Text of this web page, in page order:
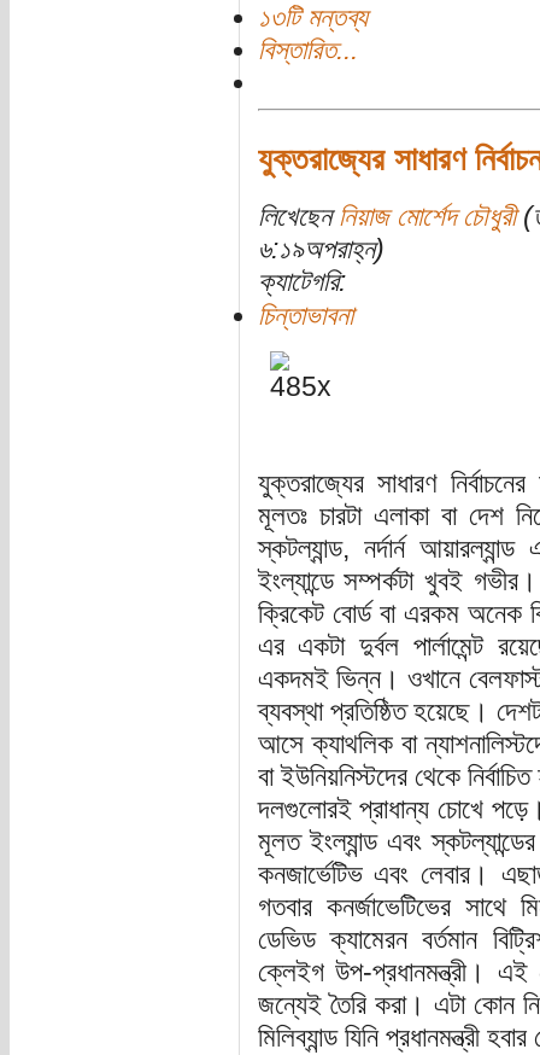
১৩টি মন্তব্য
বিস্তারিত...
যুক্তরাজ্যের সাধারণ
লিখেছেননিয়াজ মোর্শেদ চৌধুরী
৬:১৯অপরাহ্ন)
ক্যাটেগরি:
চিন্তাভাবনা
যুক্তরাজ্যের সাধারণ
মূলতঃ চারটা এলাকা বা দেশ
স্কটল্যান্ড, নর্দার্ন
ইংল্যান্ডে সম্পর্কটা খুবই
ক্রিকেট বোর্ড বা এরকম অনেক
এর একটা দুর্বল পার্লামেন্ট
একদমই ভিন্ন। ওখানে বেলফাস্ট
ব্যবস্থা প্রতিষ্ঠিত হয়েছে।
আসে ক্যাথলিক বা
বা ইউনিয়নিস্টদের থেকে
দলগুলোরই প্রাধান্য চোখে পড়ে।
মূলত ইংল্যান্ড এবং
কনজার্ভেটিভ এবং লেবার।
গতবার কনর্জাভেটিভের সাথে
ডেভিড ক্যামেরন বর্তমান
ক্লেইগ উপ-প্রধানমন্ত্রী।
জন্যেই তৈরি করা। এটা কোন
মিলিব্যান্ড যিনি প্রধানমন্ত্রী